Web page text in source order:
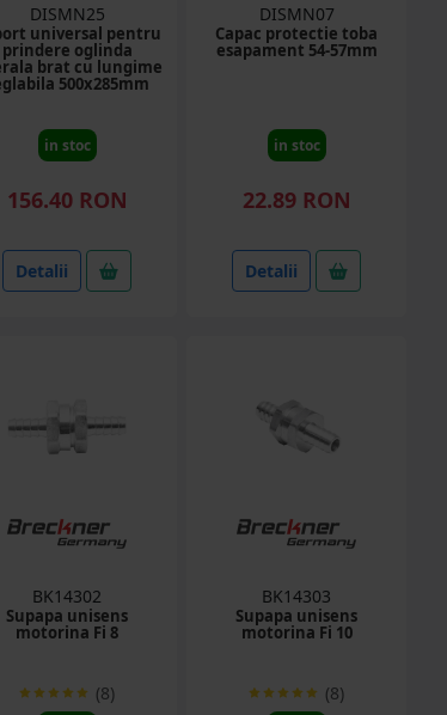
DISMN25
universal pentru
prindere oglinda
brat cu lungime
500x285mm
in stoc
156.40 RON
Detalii
DISMN07
Capac protectie toba
esapament 54-57mm
in stoc
22.89 RON
Detalii
BK14302
Supapa unisens
motorina Fi 8
(8)
BK14303
Supapa unisens
motorina Fi 10
(8)